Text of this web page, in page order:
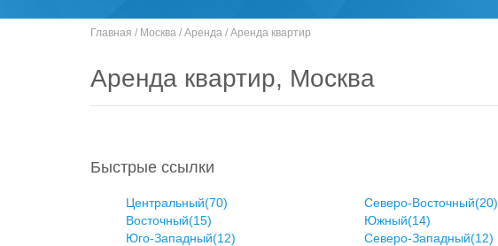
Главная / Москва / Аренда / Аренда квартир
Аренда квартир, Москва
Быстрые ссылки
Центральный(70) Северо-Восточный(20)
Восточный(15)
Южный(14)
Юго-Западный(12)
Северо-Западный(12)